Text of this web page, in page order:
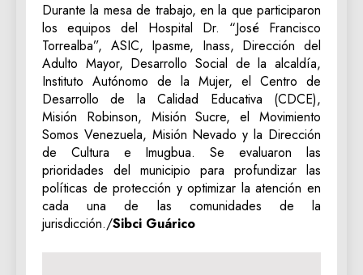
Durante la mesa de trabajo, en la que participaron
los equipos del Hospital Dr. “José Francisco
Torrealba”, ASIC, Ipasme, Inass, Dirección del
Adulto Mayor, Desarrollo Social de la alcaldía,
Instituto Autónomo de la Mujer, el Centro de
Desarrollo de la Calidad Educativa (CDCE),
Misión Robinson, Misión Sucre, el Movimiento
Somos Venezuela, Misión Nevado y la Dirección
de Cultura e Imugbua. Se evaluaron las
prioridades del municipio para profundizar las
políticas de protección y optimizar la atención en
cada una de las comunidades de la
jurisdicción./Sibci Guárico